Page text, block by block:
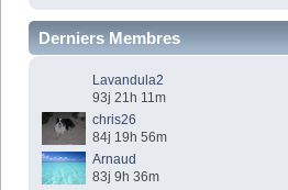
Derniers Membres
Lavandula2
93j 21h 11m
chris26
84j 19h 56m
Arnaud
83j 9h 36m